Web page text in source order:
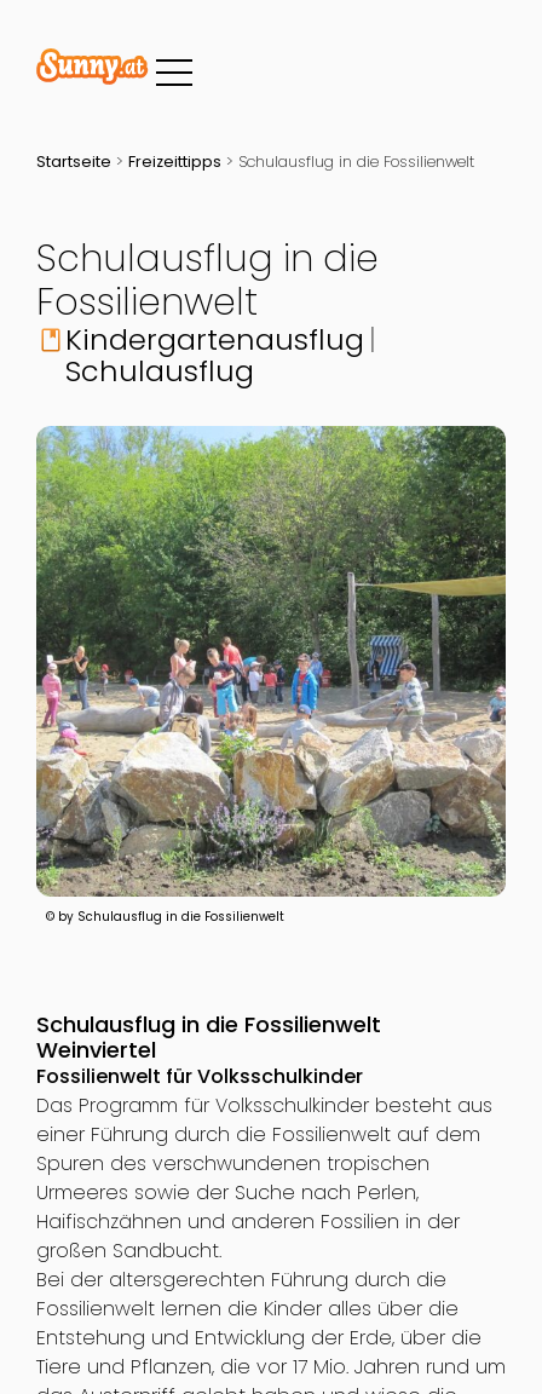
Startseite > Freizeittipps > Schulausflug in die Fossilienwelt
Schulausflug in die
Fossilienwelt
book Kindergartenausflug
Schulausflug
© by Schulausflug in die Fossilienwelt
Schulausflug in die Fossilienwelt
Weinviertel
Fossilienwelt für Volksschulkinder
Das Programm für Volksschulkinder besteht aus
einer Führung durch die Fossilienwelt auf dem
Spuren des verschwundenen tropischen
Urmeeres sowie der Suche nach Perlen,
Haifischzähnen und anderen Fossilien in der
großen Sandbucht.
Bei der altersgerechten Führung durch die
Fossilienwelt lernen die Kinder alles über die
Entstehung und Entwicklung der Erde, über die
Tiere und Pflanzen, die vor 17 Mio. Jahren rund um